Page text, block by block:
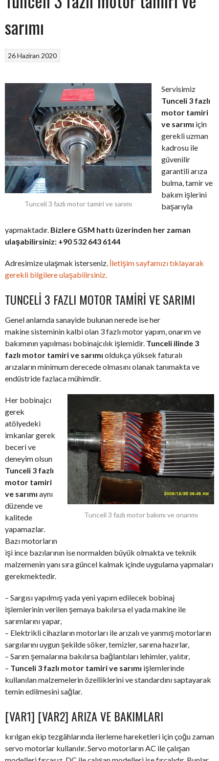
sarımı
26 Haziran 2020
Tunceli 3 fazlı motor tamiri ve sarımı
Servisimiz
Tunceli 3 fazlı
motor tamiri
ve sarımı için
gerekli uzman
kadrosu ile
güvenilir
garantili arıza
bulma, tamir ve
bakım işlerini
başarıyla
yapmaktadır. Bizlere GSM hattı üzerinden her zaman
ulaşabilirsiniz: +90 532 643 6144
Adresimize ulaşmak isterseniz. İletişim sayfamızı tıklayarak
gerekli bilgilere ulaşabilirsiniz.
TUNCELI 3 FAZLI MOTOR TAMIRI VE SARIMI
Genel anlamda sanayide bulunan nerede ise her
makine sisteminin kalbi olan 3 fazlı motor yapım, onarım ve
bakımının yapılması bobinajcılık işlemidir. Tunceli ilinde 3
fazlı motor tamiri ve sarımı oldukça yüksek faturalı
arızaların minimum derecede olmasını olanak tanımakta ve
endüstride fazlaca mühimdir.
Tunceli 3 fazlı motor bakımı ve onarımı
Her bobinajcı
gerek
atölyedeki
imkanlar gerek
beceri ve
deneyim olsun
Tunceli 3 fazlı
motor tamiri
ve sarımı aynı
düzende ve
kalitede
yapamazlar.
Bazı motorların
işi ince bazılarının ise normalden büyük olmakta ve teknik
malzemenin yanı sıra güncel kalmak içinde uygulama yapmaları
gerekmektedir.
– Sargısı yapılmış yada yeni yapım edilecek bobinaj
işlemlerinin verilen şemaya bakılırsa el yada makine ile
sarımlarını yapar,
– Elektrikli cihazların motorları ile arızalı ve yanmış motorların
sargılarını uygun şekilde söker, temizler, sarıma hazırlar,
– Sarım şemalarına bakılırsa bağlantıları lehimler, yalıtır,
– Tunceli 3 fazlı motor tamiri ve sarımı işlemlerinde
kullanılan malzemelerin özelliklerini ve standardını saptayarak
temin edilmesini sağlar.
[VAR1] [VAR2] ARIZA VE BAKIMLARI
kırılgan ekip tezgâhlarında ilerleme hareketleri için çoğu zaman
servo motorlar kullanılır. Servo motorların AC ile çalışan